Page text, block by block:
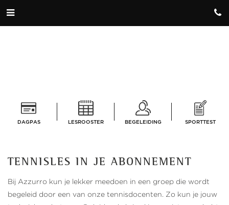
DAGPAS LESROOSTER BEGELEIDING SPORTTEST
TENNISLES IN JE ABONNEMENT
Bij Azzurro kun je lekker meedoen in een groep die wordt
begeleid door een van onze tennisdocenten. Zo kun je jouw